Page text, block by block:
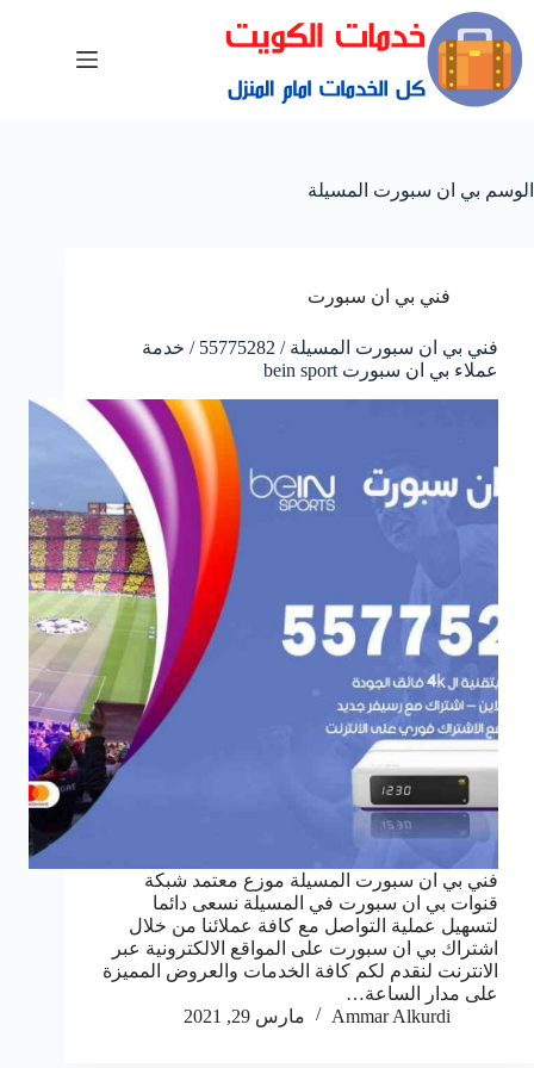
الوسم بي ان سبورت المسيلة
فني بي ان سبورت
فني بي ان سبورت المسيلة / 55775282 / خدمة
عملاء بي ان سبورت bein sport
فني بي ان سبورت المسيلة موزع معتمد شبكة
قنوات بي ان سبورت في المسيلة نسعى دائما
لتسهيل عملية التواصل مع كافة عملائنا من خلال
اشتراك بي ان سبورت على المواقع الالكترونية عبر
الانترنت لنقدم لكم كافة الخدمات والعروض المميزة
على مدار الساعة…
Ammar Alkurdi
مارس 29, 2021